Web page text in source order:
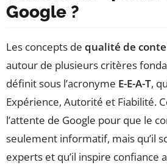
Google ?
Les concepts de qualité de
autour de plusieurs critères
définit sous l’acronyme E-E-A-T,
Expérience, Autorité et Fiabilité.
l’attente de Google pour que le
seulement informatif, mais qu’il
experts et qu’il inspire confiance